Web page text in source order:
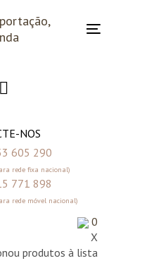
Toggle
NOS
605 290
rede fixa nacional)
771 898
rede móvel nacional)
0
X
produtos à lista